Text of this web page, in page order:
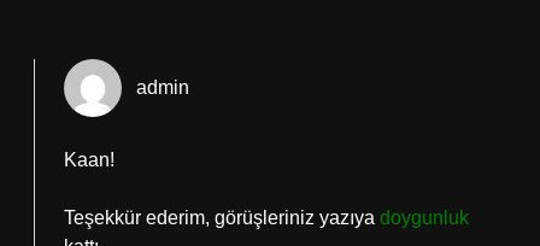
admin
Kaan!
Teşekkür ederim, görüşleriniz yazıya doygunluk